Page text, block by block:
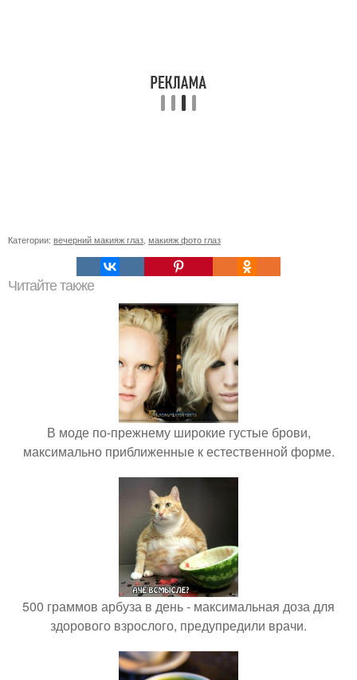
Категории: вечерний макияж глаз, макияж фото глаз
Читайте также
В моде по-прежнему широкие густые брови,
максимально приближенные к естественной форме.
500 граммов арбуза в день - максимальная доза для
здорового взрослого, предупредили врачи.